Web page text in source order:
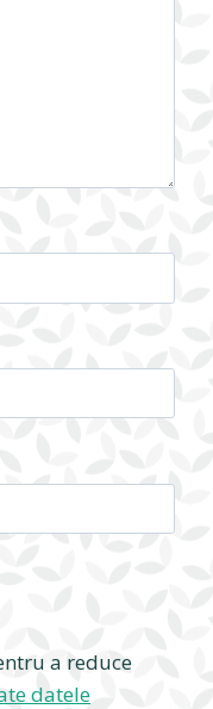
a reduce
datele